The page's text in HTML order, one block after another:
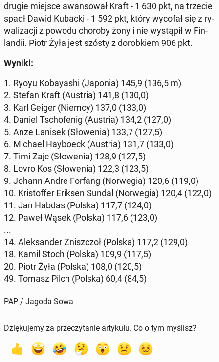
drugie miejsce awan­so­wał Kraft - 1 630 pkt, na trzecie
spadł Dawid Kubacki - 1 592 pkt, który wycofał się z ry­
wa­li­za­cji z powodu choroby żony i nie wy­stą­pił w Fin­
lan­dii. Piotr Żyła jest szósty z do­rob­kiem 906 pkt.
Wyniki:
1. Ryoyu Ko­bay­ashi (Japonia) 145,9 (136,5 m)
2. Stefan Kraft (Austria) 141,8 (130,0)
3. Karl Geiger (Niemcy) 137,0 (133,0)
4. Daniel Tscho­fe­nig (Austria) 134,2 (127,0)
5. Anze Lanisek (Sło­we­nia) 133,7 (127,5)
6. Michael Hay­bo­eck (Austria) 131,7 (133,0)
7. Timi Zajc (Sło­we­nia) 128,9 (127,5)
8. Lovro Kos (Sło­we­nia) 122,3 (123,5)
9. Johann Andre Forfang (Nor­we­gia) 120,6 (119,0)
10. Kri­stof­fer Eriksen Sundal (Nor­we­gia) 120,4 (122,0)
11. Jan Habdas (Polska) 117,7 (124,0)
12. Paweł Wąsek (Polska) 117,6 (123,0)
...
14. Alek­san­der Znisz­czoł (Polska) 117,2 (129,0)
18. Kamil Stoch (Polska) 109,9 (117,5)
20. Piotr Żyła (Polska) 108,0 (120,5)
49. Tomasz Pilch (Polska) 60,4 (84,5)
PAP / Jagoda Sowa
Dziękujemy za przeczytanie artykułu. Co o tym myślisz?